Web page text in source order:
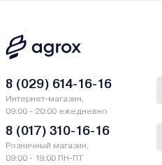
8 (029) 614-16-16
Интернет-магазин,
09:00 - 20:00 ежедневно
8 (017) 310-16-16
Розничный магазин,
09:00 - 19:00 ПН-ПТ